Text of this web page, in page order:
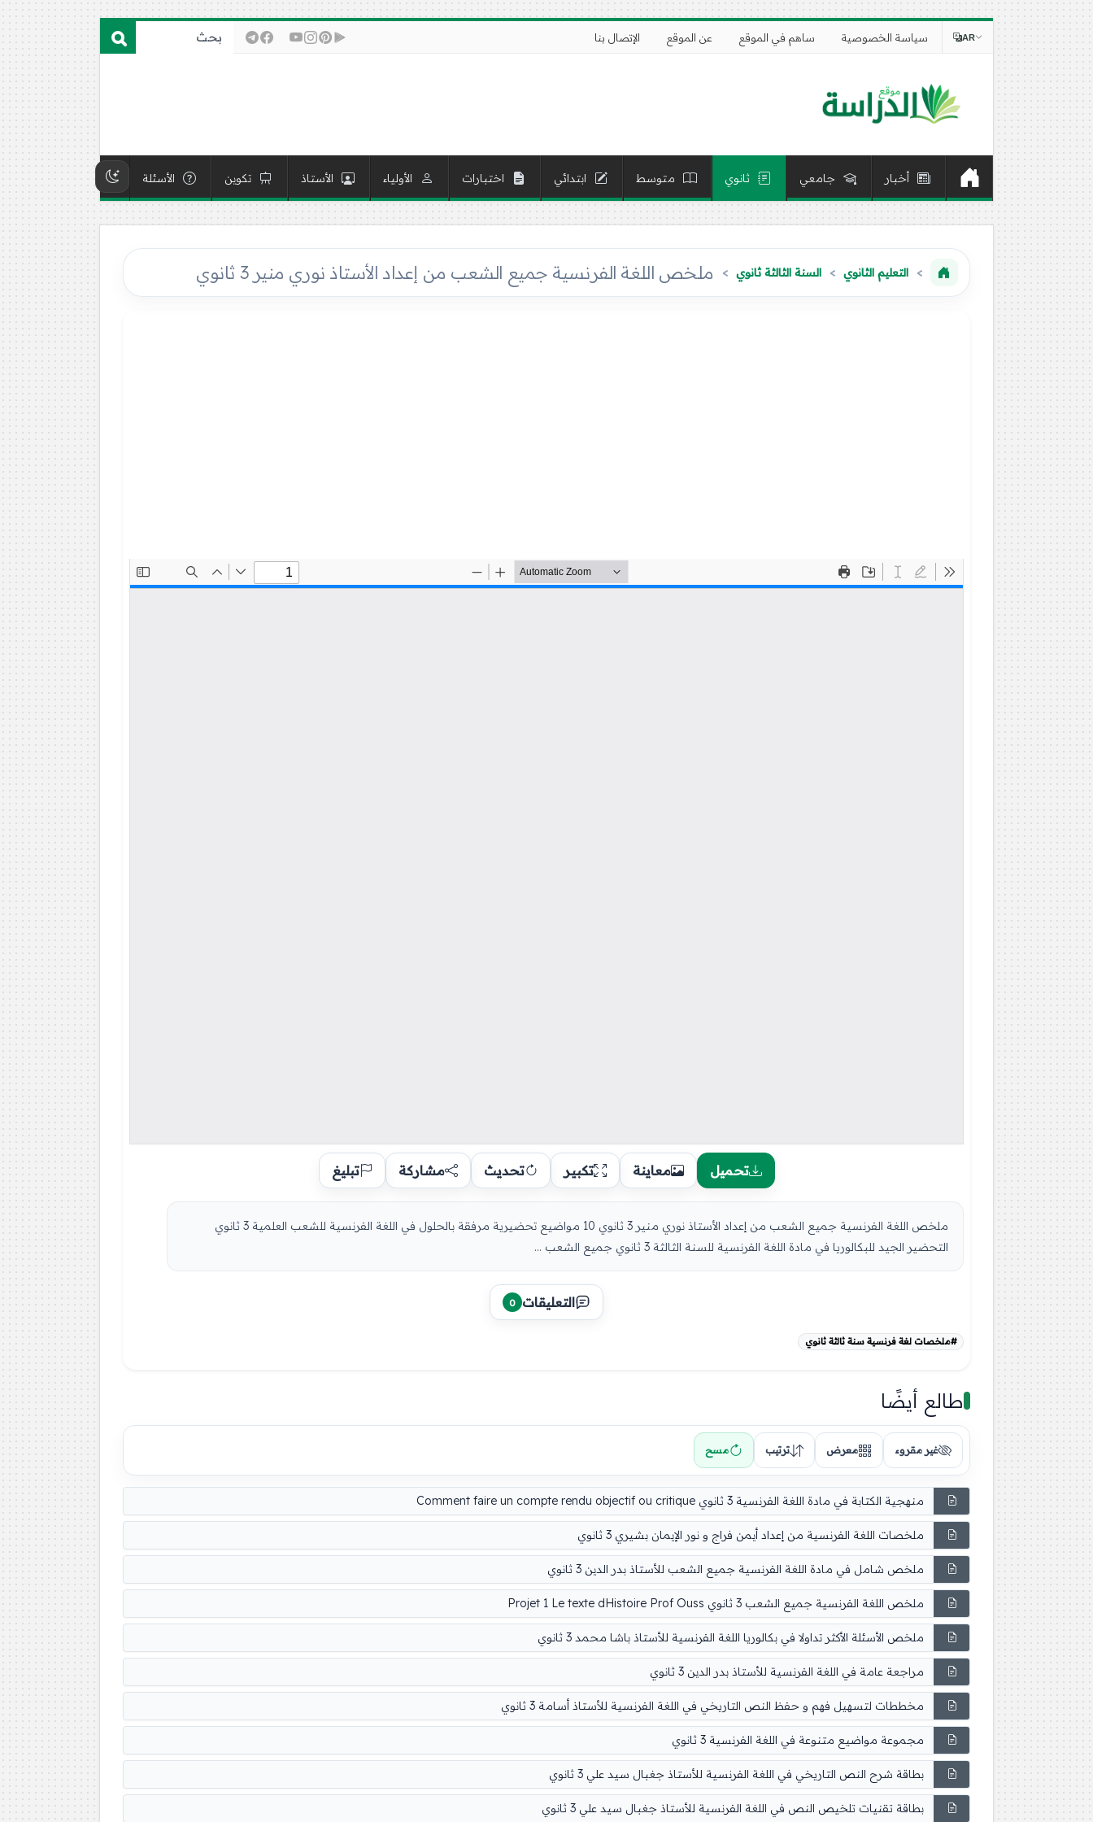
سياسة الخصوصية ساهم في الموقع عن الموقع الإتصال بنا AR
أخبار جامعي ثانوي متوسط ابتدائي اختبارات الأولياء الأستاذ تكوين الأسئلة
التعليم الثانوي السنة الثالثة ثانوي ملخص اللغة الفرنسية جميع الشعب من إعداد الأستاذ نوري منير 3 ثانوي
تحميل معاينة تكبير تحديث مشاركة تبليغ
ملخص اللغة الفرنسية جميع الشعب من إعداد الأستاذ نوري منير 3 ثانوي 10 مواضيع تحضيرية مرفقة بالحلول في اللغة الفرنسية للشعب العلمية 3 ثانوي
التحضير الجيد للبكالوريا في مادة اللغة الفرنسية للسنة الثالثة 3 ثانوي جميع الشعب ...
التعليقات 0
#ملخصات لغة فرنسية سنة ثالثة ثانوي
طالع أيضًا
غير مقروء معرض ترتيب مسح
منهجية الكتابة في مادة اللغة الفرنسية 3 ثانوي Comment faire un compte rendu objectif ou critique
ملخصات اللغة الفرنسية من إعداد أيمن فراج و نور الإيمان بشيري 3 ثانوي
ملخص شامل في مادة اللغة الفرنسية جميع الشعب للأستاذ بدر الدين 3 ثانوي
ملخص اللغة الفرنسية جميع الشعب 3 ثانوي Projet 1 Le texte dHistoire Prof Ouss
ملخص الأسئلة الأكثر تداولا في بكالوريا اللغة الفرنسية للأستاذ باشا محمد 3 ثانوي
مراجعة عامة في اللغة الفرنسية للأستاذ بدر الدين 3 ثانوي
مخططات لتسهيل فهم و حفظ النص التاريخي في اللغة الفرنسية للأستاذ أسامة 3 ثانوي
مجموعة مواضيع متنوعة في اللغة الفرنسية 3 ثانوي
بطاقة شرح النص التاريخي في اللغة الفرنسية للأستاذ جغبال سيد علي 3 ثانوي
بطاقة تقنيات تلخيص النص في اللغة الفرنسية للأستاذ جغبال سيد علي 3 ثانوي